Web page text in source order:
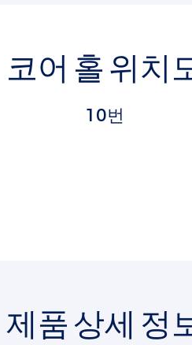
코어 홀 위치
10번
제품 상세 정